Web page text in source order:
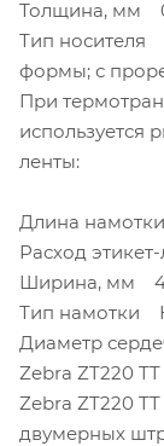
Толщина, мм
Тип носителя
формы; с
При
используется
ленты:
Длина
Расход
Ширина, мм
Тип намотки
Диаметр
Zebra ZT220
Zebra ZT220
двумерных